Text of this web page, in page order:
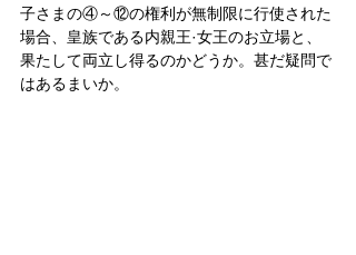
子さまの④～⑫の権利が無制限に行使された
場合、皇族である内親王·女王のお立場と、
果たして両立し得るのかどうか。甚だ疑問で
はあるまいか。